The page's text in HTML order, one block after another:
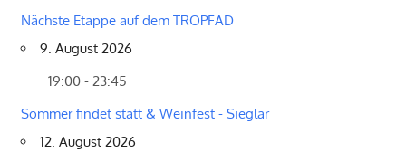
Nächste Etappe auf dem TROPFAD
9. August 2026
19:00 - 23:45
Sommer findet statt & Weinfest - Sieglar
12. August 2026